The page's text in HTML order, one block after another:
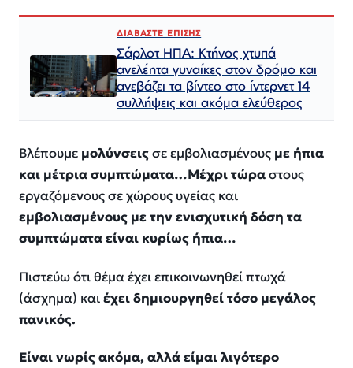
ΔΙΑΒΑΣΤΕ ΕΠΙΣΗΣ
Σάρλοτ ΗΠΑ: Κτήνος χτυπά
ανελέητα γυναίκες στον δρόμο και
ανεβάζει τα βίντεο στο ίντερνετ 14
συλλήψεις και ακόμα ελεύθερος​​​​​​​​​​​​​​​​​​​​​​​​​​​​​​​​​​​​​​​​​​​​​​​​​​
Βλέπουμε μολύνσειςσε εμβολιασμένους με ήπια
και μέτρια συμπτώματα…Μέχρι τώραστους
εργαζόμενους σε χώρους υγείας και
εμβολιασμένους με την ενισχυτική δόση τα
συμπτώματα είναι κυρίως ήπια…
Πιστεύω ότι θέμα έχει επικοινωνηθεί πτωχά
(άσχημα) καιέχει δημιουργηθεί τόσο μεγάλος
πανικός.
Είναι νωρίς ακόμα, αλλά είμαι λιγότερο